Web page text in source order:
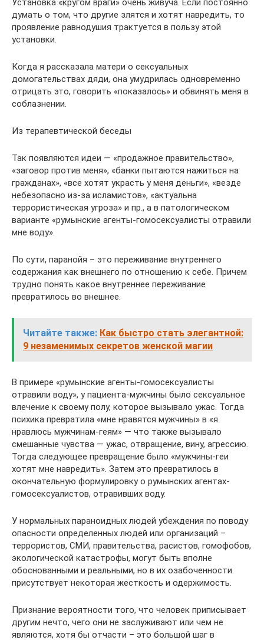
Установка «кругом враги» очень живуча. Если постоянно
думать о том, что другие злятся и хотят навредить, то
проявление равнодушия трактуется в пользу этой
установки.
Когда я рассказала матери о сексуальных
домогательствах дяди, она умудрилась одновременно
отрицать это, говорить «показалось» и обвинять меня в
соблазнении.
Из терапевтической беседы
Так появляются идеи — «продажное правительство»,
«заговор против меня», «банки пытаются нажиться на
гражданах», «все хотят украсть у меня деньги», «везде
небезопасно из-за исламистов», «актуальна
террористическая угроза» и пр., а в патологическом
варианте «румынские агенты-гомосексуалисты отравили
мне воду».
По сути, паранойя – это переживание внутреннего
содержания как внешнего по отношению к себе. Причем
трудно понять какое внутреннее переживание
превратилось во внешнее.
Читайте также: Как быстро стать элегантной:
9 незаменимых секретов женской магии
В примере «румынские агенты-гомосексуалисты
отравили воду», у пациента-мужчины было сексуальное
влечение к своему полу, которое вызывало ужас. Тогда
психика превратила «мне нравятся мужчины» в «я
нравлюсь мужчинам-геям» — что также вызывало
смешанные чувства — ужас, отвращение, вину, агрессию.
Тогда следующее превращение было «мужчины-геи
хотят мне навредить». Затем это превратилось в
окончательную формулировку о румынских агентах-
гомосексуалистов, отравивших воду.
У нормальных параноидных людей убеждения по поводу
опасности определенных людей или организаций –
террористов, СМИ, правительства, расистов, гомофобов,
экологической катастрофы, могут быть вполне
обоснованными и реальными, но в их озабоченности
присутствует некоторая жесткость и одержимость.
Признание вероятности того, что человек приписывает
другим нечто, чего они не заслуживают или чем не
являются, хотя бы отчасти – это большой шаг в